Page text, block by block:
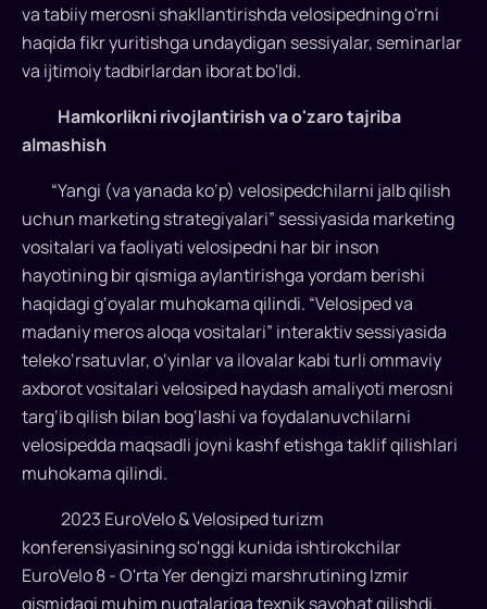
biri,
shuningdek,
EuroVelo
Oʻrta
dengizi
yoʻnalishi
uchun
Turkiyadan
tanlangan
birinchi
shahar
Izmirda
boʻlib
oʻtdi...
va tabiiy merosni shakllantirishda velosipedning o'rni
haqida fikr yuritishga undaydigan sessiyalar, seminarlar
va ijtimoiy tadbirlardan iborat bo'ldi.
Hamkorlikni rivojlantirishva o'zaro tajriba
almashish
“Yangi (va yanada ko‘p) velosipedchilarni jalb qilish
uchun marketing strategiyalari” sessiyasida marketing
vositalari va faoliyati velosipedni har bir inson
hayotining bir qismiga aylantirishga yordam berishi
haqidagi g‘oyalar muhokama qilindi. “Velosiped va
madaniy meros aloqa vositalari” interaktiv sessiyasida
teleko‘rsatuvlar, o‘yinlar va ilovalar kabi turli ommaviy
axborot vositalari velosiped haydash amaliyoti merosni
targ‘ib qilish bilan bog‘lashi va foydalanuvchilarni
velosipedda maqsadli joyni kashf etishga taklif qilishlari
muhokama qilindi.
2023 EuroVelo & Velosiped turizm
konferensiyasining so'nggi kunida ishtirokchilar
EuroVelo 8 - O'rta Yer dengizi marshrutining Izmir
qismidagi muhim nuqtalariga texnik sayohat qilishdi.